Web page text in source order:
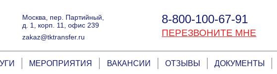
8-800-100-67-91
ПЕРЕЗВОНИТЕ МНЕ
Москва, пер. Партийный,
д. 1, корп. 11, офис 239
zakaz@tktransfer.ru
МЕРОПРИЯТИЯ ВАКАНСИИ ОТЗЫВЫ ДОКУМЕНТЫ